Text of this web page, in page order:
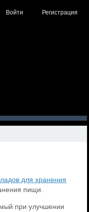
Войти Регистрация
для хранения
пищи.
при улучшении